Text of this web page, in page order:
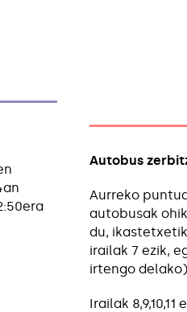
Autobus
Aurreko
autobusak
du,
irailak 7 ezik,
irtengo
Irailak